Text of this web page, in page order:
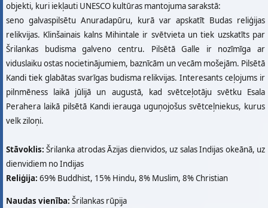
objekti, kuri iekļauti UNESCO kultūras mantojuma sarakstā:
seno galvaspilsētu Anuradapūru, kurā var apskatīt Budas reliģijas
relikvijas. Klinšainais kalns Mihintale ir svētvieta un tiek uzskatīts par
Šrilankas budisma galveno centru. Pilsētā Galle ir nozīmīga ar
viduslaiku ostas nocietinājumiem, baznīcām un vecām mošejām. Pilsētā
Kandi tiek glabātas svarīgas budisma relikvijas. Interesants ceļojums ir
pilnmēness laikā jūlijā un augustā, kad svētceļotāju svētku Esala
Perahera laikā pilsētā Kandi ierauga uguņojošus svētceļniekus, kurus
velk ziloņi.
Stāvoklis: Šrilanka atrodas Āzijas dienvidos, uz salas Indijas okeānā, uz
dienvidiem no Indijas
Reliģija: 69% Buddhist, 15% Hindu, 8% Muslim, 8% Christian
Naudas vienība: Šrilankas rūpija